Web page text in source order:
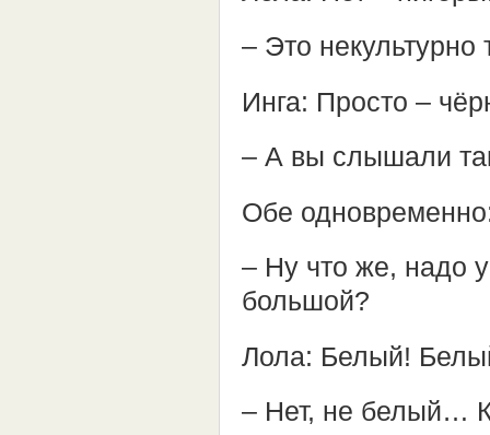
– Это некультурно
Инга: Просто –
– А вы слышали
Обе
– Ну что же, надо
большой?
Лола: Белый!
– Нет, не белый…